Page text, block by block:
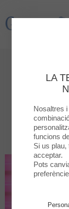
Gran Via 2
PER
LA
Nosaltres
funcions
Si us
acceptar.
Pots